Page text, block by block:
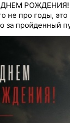
РОЖДЕНИЯ!
не про годы,
за пройденный